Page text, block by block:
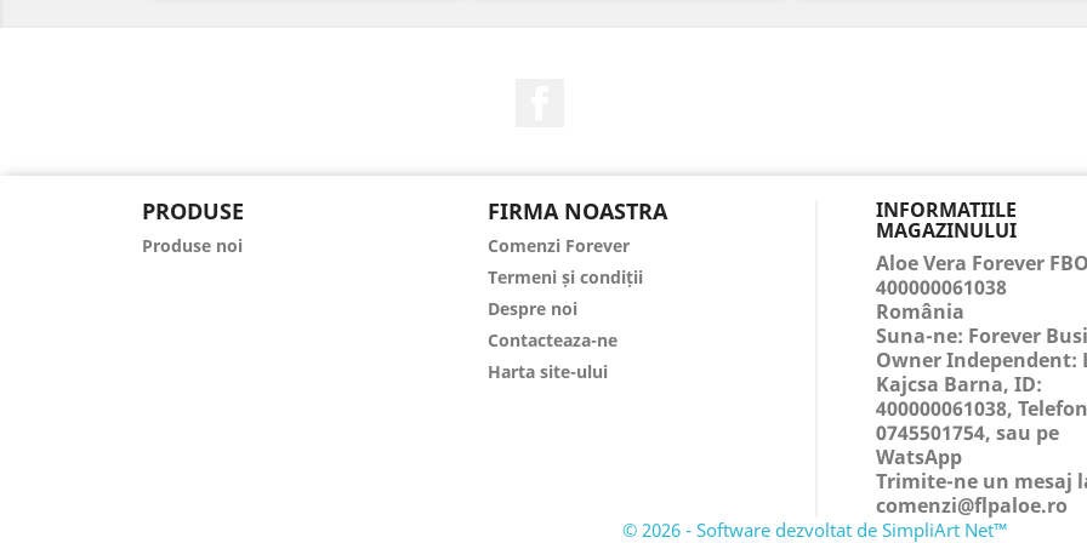
PRODUSE
Produse noi
FIRMA NOASTRA
Comenzi Forever
Termeni și condiții
Despre noi
Contacteaza-ne
Harta site-ului
INFORMATIILE
MAGAZINULUI
Aloe Vera Forever FBO
400000061038
România
Suna-ne: Forever
Owner Independent:
Kajcsa Barna, ID:
400000061038,
0745501754, sau pe
WatsApp
Trimite-ne un mesaj
comenzi@flpaloe.ro
© 2026 - Software dezvoltat de SimpliArt Net™